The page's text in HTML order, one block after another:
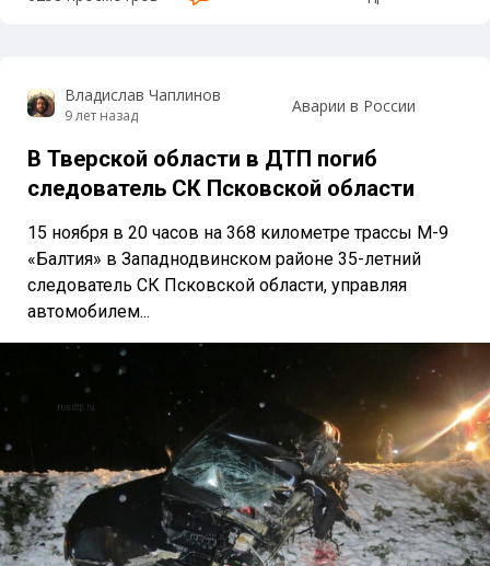
Владислав Чаплинов
9 лет назад Аварии в России
В Тверской области в ДТП погиб
следователь СК Псковской области
15 ноября в 20 часов на 368 километре трассы М-9
«Балтия» в Западнодвинском районе 35-летний
следователь СК Псковской области, управляя
автомобилем...